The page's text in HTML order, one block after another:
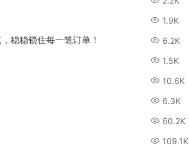
1.9K
稳稳锁住每一笔订单！ 6.2K
1.5K
10.6K
6.3K
60.2K
109.1K